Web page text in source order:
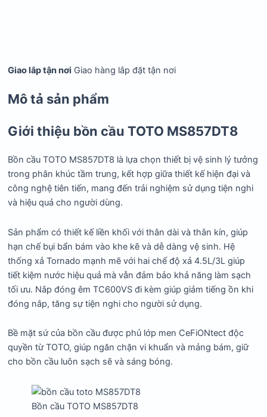
Giao lắp tận nơi Giao hàng lắp đặt tận nơi
Mô tả sản phẩm
Giới thiệu bồn cầu TOTO MS857DT8
Bồn cầu TOTO MS857DT8 là lựa chọn thiết bị vệ sinh lý tưởng
trong phân khúc tầm trung, kết hợp giữa thiết kế hiện đại và
công nghệ tiên tiến, mang đến trải nghiệm sử dụng tiện nghi
và hiệu quả cho người dùng.
Sản phẩm có thiết kế liền khối với thân dài và thân kín, giúp
hạn chế bụi bẩn bám vào khe kẽ và dễ dàng vệ sinh. Hệ
thống xả Tornado mạnh mẽ với hai chế độ xả 4.5L/3L giúp
tiết kiệm nước hiệu quả mà vẫn đảm bảo khả năng làm sạch
tối ưu. Nắp đóng êm TC600VS đi kèm giúp giảm tiếng ồn khi
đóng nắp, tăng sự tiện nghi cho người sử dụng.
Bề mặt sứ của bồn cầu được phủ lớp men CeFiONtect độc
quyền từ TOTO, giúp ngăn chặn vi khuẩn và mảng bám, giữ
cho bồn cầu luôn sạch sẽ và sáng bóng.
Bồn cầu TOTO MS857DT8